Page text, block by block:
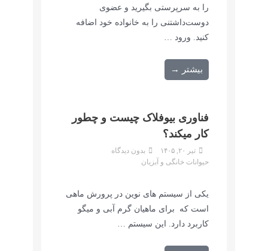
را به سرپرستی بگیرید و عضوی
دوست‌داشتنی را به خانواده خود اضافه
کنید. ورود …
بیشتر →
فناوری بیوفلاک چیست و چطور
کار میکند؟
تیر ۲۰, ۱۴۰۵
بدون دیدگاه
حیوانات خانگی و آبزیان
یکی از سیستم های نوین در پرورش ماهی
است که برای ماهیان گرم آبی و میگو
کاربرد دارد. این سیستم …